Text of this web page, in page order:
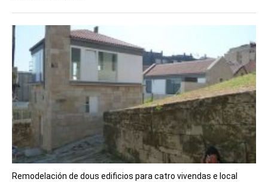
Remodelación de dous edificios para catro vivendas e local